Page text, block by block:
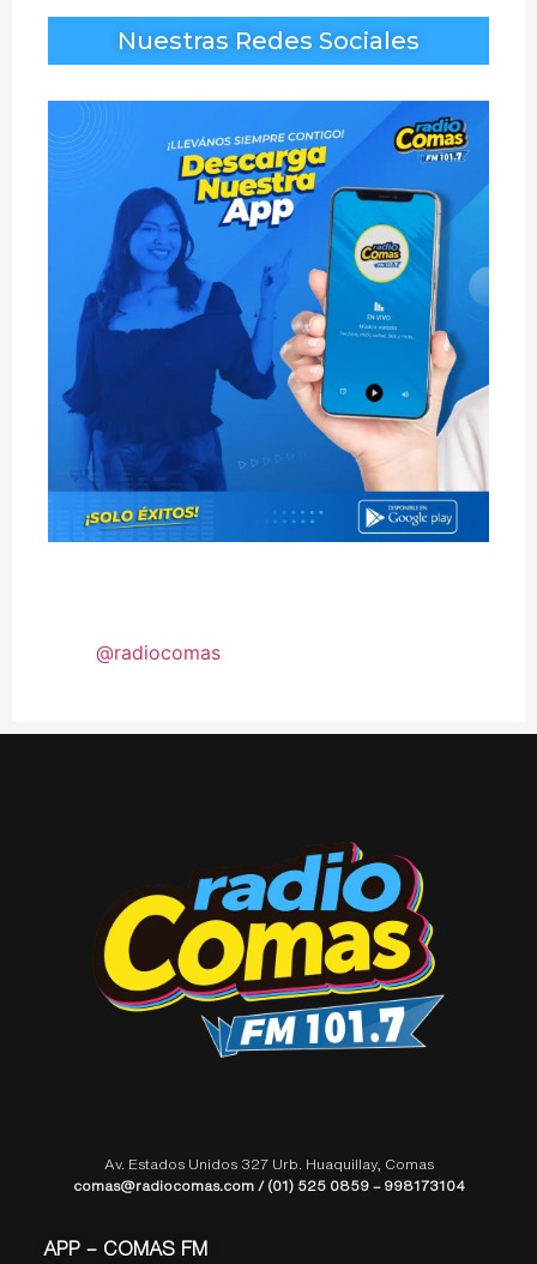
Nuestras Redes Sociales
@radiocomas
Av. Estados Unidos 327 Urb. Huaquillay, Comas
comas@radiocomas.com / (01) 525 0859 – 998173104
APP – COMAS FM